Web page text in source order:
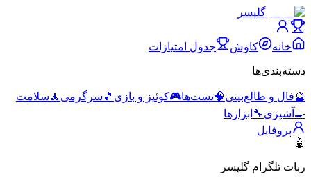
گلپسر
خانه کاوش جدول امتیازات
دسته‌بندی‌ها
🔮فال و طالع‌بینی🧠تست‌ها🎮کوئیز و بازی 🎵 سرگرمی 🧘 سلامت
🍳 آشپزی🔧 ابزارها
پروفایل
🤖
ربات تلگرام گلپسر